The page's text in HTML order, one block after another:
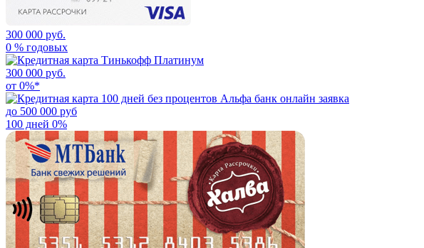
300 000 руб.
0 % годовых
300 000 руб.
от 0%*
до 500 000 руб
100 дней 0%